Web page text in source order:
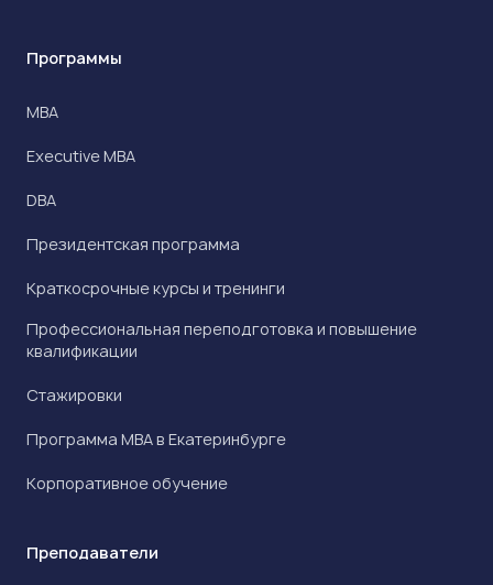
Программы
МВА
Executive MBA
DBA
Президентская программа
Краткосрочные курсы и тренинги
Профессиональная переподготовка и повышение
квалификации
Стажировки
Программа МВА в Екатеринбурге
Корпоративное обучение
Преподаватели